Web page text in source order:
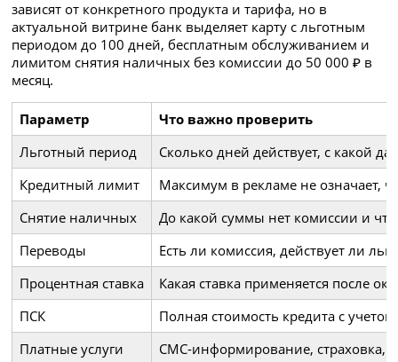
зависят от конкретного продукта и тарифа, но в
актуальной витрине банк выделяет карту с льготным
периодом до 100 дней, бесплатным обслуживанием и
лимитом снятия наличных без комиссии до 50 000 ₽ в
месяц.
Параметр
Что важно проверить
Льготный период
Сколько дней действует, с какой
Кредитный лимит
Максимум в рекламе не означает,
Снятие наличных
До какой суммы нет комиссии и
Переводы
Есть ли комиссия, действует ли
Процентная ставка
Какая ставка применяется после
ПСК
Полная стоимость кредита с
Платные услуги
СМС-информирование, страховка,